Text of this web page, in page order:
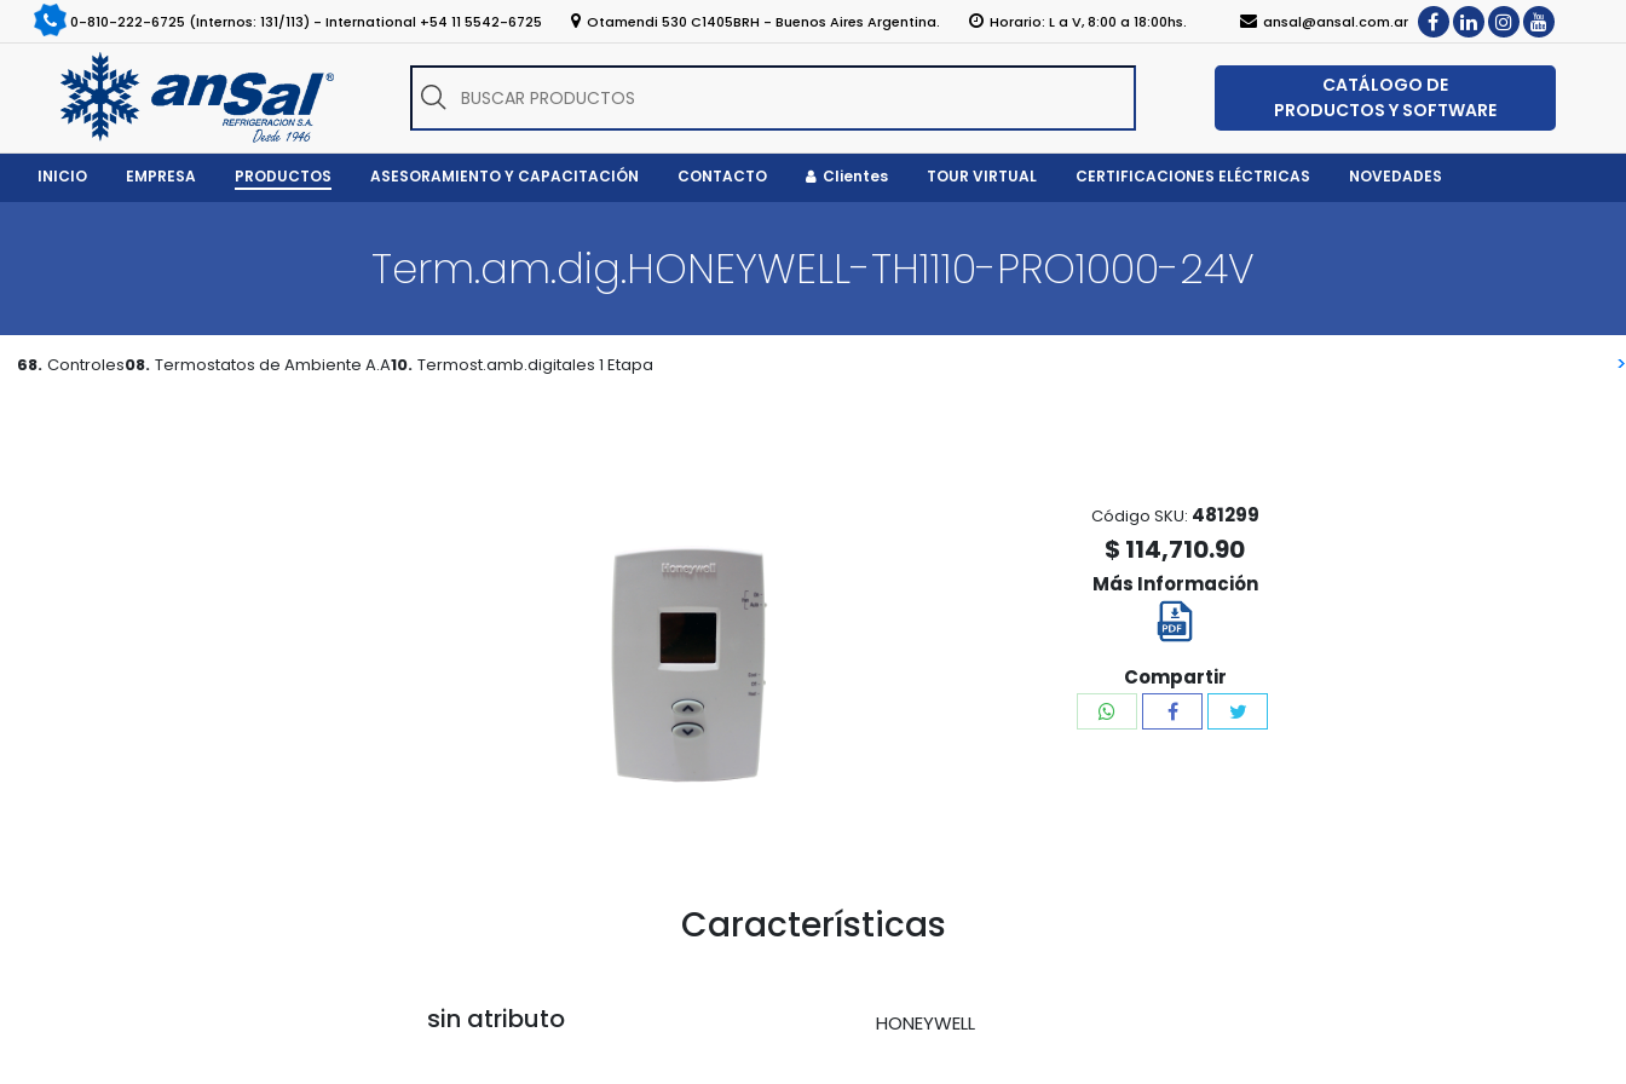
0-810-222-6725 (Internos: 131/113) - International +54 11 5542-6725 Otamendi 530 C1405BRH - Buenos Aires Argentina. Horario: L a V, 8:00 a 18:00hs. ansal@ansal.com.ar
CATÁLOGO DE
PRODUCTOS Y SOFTWARE
INICIO EMPRESA PRODUCTOS ASESORAMIENTO Y CAPACITACIÓN CONTACTO Clientes TOUR VIRTUAL CERTIFICACIONES ELÉCTRICAS NOVEDADES
Term.am.dig.HONEYWELL-TH1110-PRO1000-24V
68. Controles >
08. Termostatos de Ambiente A.A >
10. Termost.amb.digitales 1 Etapa
Código SKU: 481299
$ 114,710.90
Más Información
Compartir
Características
sin atributo HONEYWELL